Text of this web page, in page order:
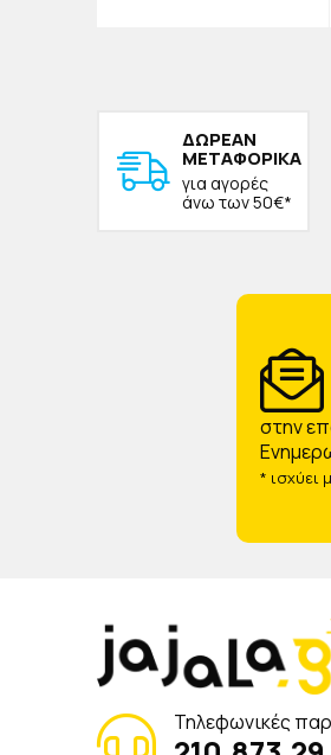
ΔΩΡΕAΝ
ΜΕΤΑΦΟΡΙΚΑ
για αγορές
άνω των 50€*
στην
* ισχύει
Τηλεφωνικές